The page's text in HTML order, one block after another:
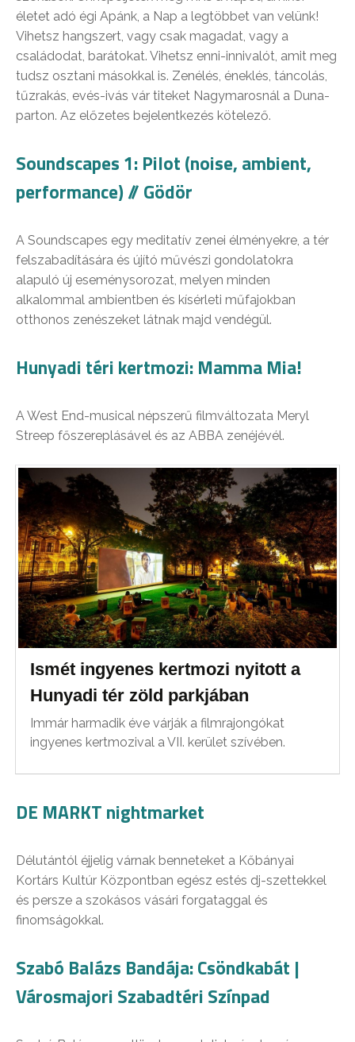
életet adó égi Apánk, a Nap a legtöbbet van velünk!
Vihetsz hangszert, vagy csak magadat, vagy a
családodat, barátokat. Vihetsz enni-innivalót, amit meg
tudsz osztani másokkal is. Zenélés, éneklés, táncolás,
tűzrakás, evés-ivás vár titeket Nagymarosnál a Duna-
parton. Az előzetes bejelentkezés kötelező.
Soundscapes 1: Pilot (noise, ambient,
performance) // Gödör
A Soundscapes egy meditatív zenei élményekre, a tér
felszabadítására és újító művészi gondolatokra
alapuló új eseménysorozat, melyen minden
alkalommal ambientben és kísérleti műfajokban
otthonos zenészeket látnak majd vendégül.
Hunyadi téri kertmozi: Mamma Mia!
A West End-musical népszerű filmváltozata Meryl
Streep főszereplásável és az ABBA zenéjévél.
Ismét ingyenes kertmozi nyitott a
Hunyadi tér zöld parkjában
Immár harmadik éve várják a filmrajongókat
ingyenes kertmozival a VII. kerület szívében.
DE MARKT nightmarket
Délutántól éjjelig várnak benneteket a Kőbányai
Kortárs Kultúr Központban egész estés dj-szettekkel
és persze a szokásos vásári forgataggal és
finomságokkal.
Szabó Balázs Bandája: Csöndkabát |
Városmajori Szabadtéri Színpad